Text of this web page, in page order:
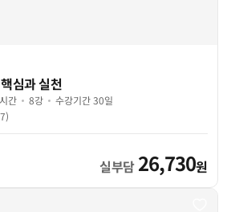
심과 실천
간 8강 수강기간 30일
)
실부담 26,730원